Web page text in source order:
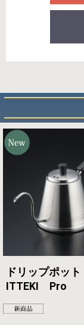
ドリップポッ
ITTEKI Pro